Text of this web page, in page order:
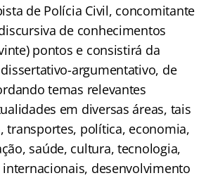
de Polícia Civil, concomitante
de conhecimentos
pontos e consistirá da
argumentativo, de
temas relevantes
em diversas áreas, tais
transportes, política, economia,
saúde, cultura, tecnologia,
internacionais, desenvolvimento